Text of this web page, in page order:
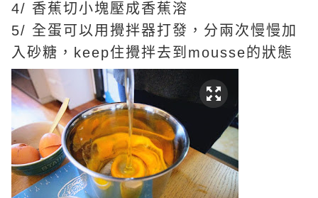
4/ 香蕉切小塊壓成香蕉溶
5/ 全蛋可以用攪拌器打發，分兩次慢慢加
入砂糖，keep住攪拌去到mousse的狀態